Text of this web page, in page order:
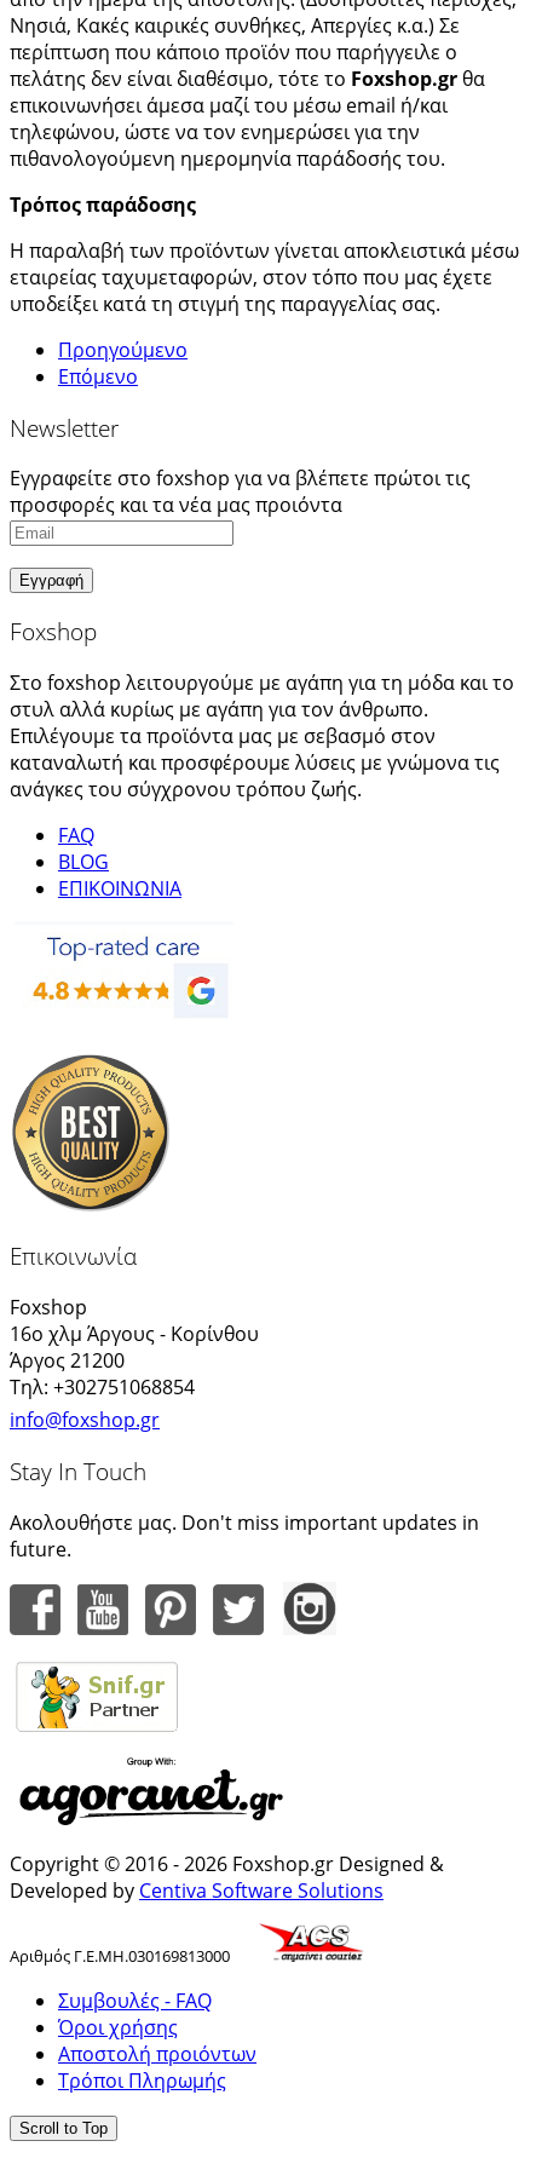
Νησιά, Κακές καιρικές συνθήκες, Απεργίες κ.α.) Σε
περίπτωση που κάποιο προϊόν που παρήγγειλε ο
πελάτης δεν είναι διαθέσιμο, τότε το Foxshop.gr θα
επικοινωνήσει άμεσα μαζί του μέσω email ή/και
τηλεφώνου, ώστε να τον ενημερώσει για την
πιθανολογούμενη ημερομηνία παράδοσής του.
Τρόπος παράδοσης
Η παραλαβή των προϊόντων γίνεται αποκλειστικά μέσω
εταιρείας ταχυμεταφορών, στον τόπο που μας έχετε
υποδείξει κατά τη στιγμή της παραγγελίας σας.
Προηγούμενο
Επόμενο
Newsletter
Εγγραφείτε στο foxshop για να βλέπετε πρώτοι τις
προσφορές και τα νέα μας προιόντα
Foxshop
Στο foxshop λειτουργούμε με αγάπη για τη μόδα και το
στυλ αλλά κυρίως με αγάπη για τον άνθρωπο.
Επιλέγουμε τα προϊόντα μας με σεβασμό στον
καταναλωτή και προσφέρουμε λύσεις με γνώμονα τις
ανάγκες του σύγχρονου τρόπου ζωής.
FAQ
BLOG
ΕΠΙΚΟΙΝΩΝΙΑ
Επικοινωνία
Foxshop
16ο χλμ Άργους - Κορίνθου
Άργος 21200
Τηλ: +302751068854
info@foxshop.gr
Stay In Touch
Ακολουθήστε μας. Don't miss important updates in
future.
Copyright © 2016 - 2026 Foxshop.gr Designed &
Developed by Centiva Software Solutions
Αριθμός Γ.Ε.ΜΗ.030169813000
Συμβουλές - FAQ
Όροι χρήσης
Αποστολή προιόντων
Τρόποι Πληρωμής
Scroll to Top